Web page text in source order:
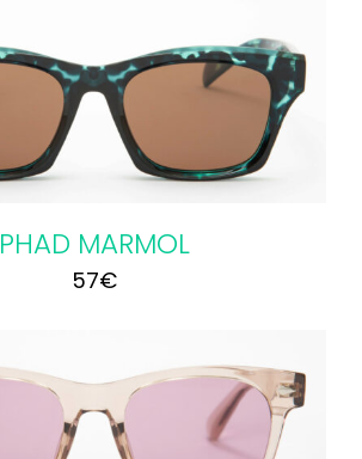
PHAD MARMOL
57€